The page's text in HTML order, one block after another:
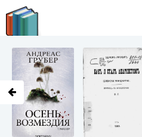
LITMIR.ORG